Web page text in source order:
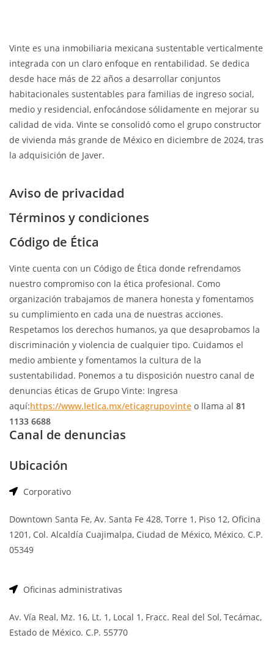
Vinte es una inmobiliaria mexicana sustentable verticalmente
integrada con un claro enfoque en rentabilidad. Se dedica
desde hace más de 22 años a desarrollar conjuntos
habitacionales sustentables para familias de ingreso social,
medio y residencial, enfocándose sólidamente en mejorar su
calidad de vida. Vinte se consolidó como el grupo constructor
de vivienda más grande de México en diciembre de 2024, tras
la adquisición de Javer.
Aviso de privacidad
Términos y condiciones
Código de Ética
Vinte cuenta con un Código de Ética donde refrendamos
nuestro compromiso con la ética profesional. Como
organización trabajamos de manera honesta y fomentamos
su cumplimiento en cada una de nuestras acciones.
Respetamos los derechos humanos, ya que desaprobamos la
discriminación y violencia de cualquier tipo. Cuidamos el
medio ambiente y fomentamos la cultura de la
sustentabilidad. Ponemos a tu disposición nuestro canal de
denuncias éticas de Grupo Vinte: Ingresa
aquí:https://www.letica.mx/eticagrupovinte o llama al 81
1133 6688
Canal de denuncias
Ubicación
Corporativo
Downtown Santa Fe, Av. Santa Fe 428, Torre 1, Piso 12, Oficina
1201, Col. Alcaldía Cuajimalpa, Ciudad de México, México. C.P.
05349
Oficinas administrativas
Av. Vía Real, Mz. 16, Lt. 1, Local 1, Fracc. Real del Sol, Tecámac,
Estado de México. C.P. 55770